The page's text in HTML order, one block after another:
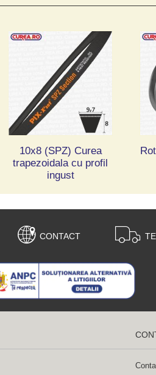
10x8 (SPZ) Curea
trapezoidala cu profil
ingust
CONTACT